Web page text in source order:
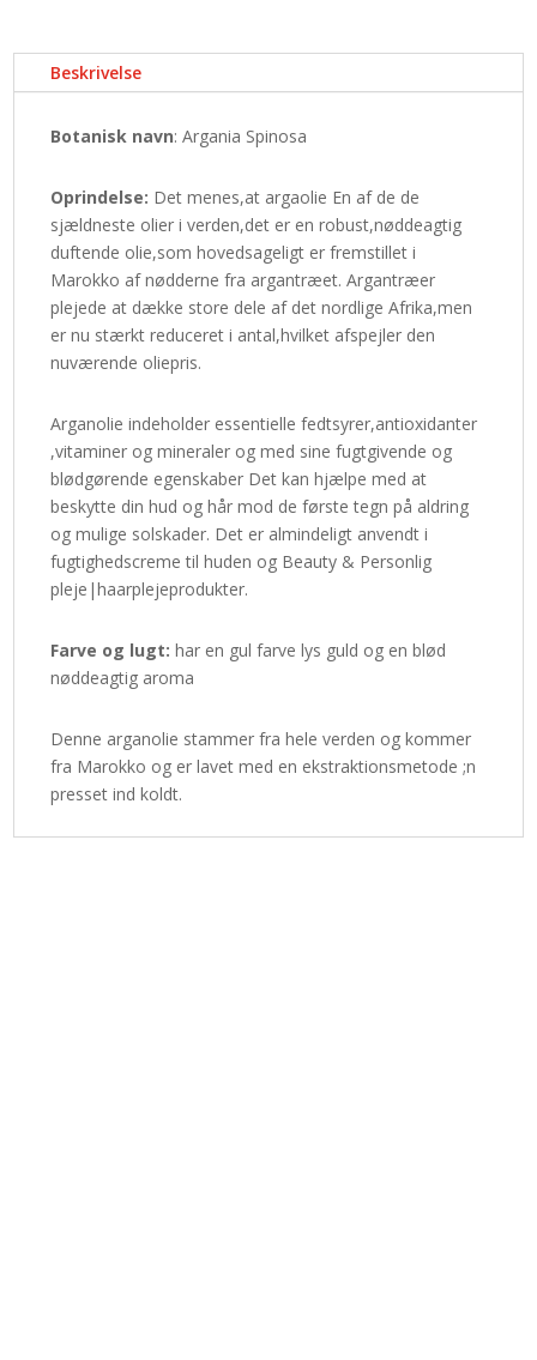
Beskrivelse
Botanisk navn: Argania Spinosa
Oprindelse: Det menes,at argaolie En af de de
sjældneste olier i verden,det er en robust,nøddeagtig
duftende olie,som hovedsageligt er fremstillet i
Marokko af nødderne fra argantræet. Argantræer
plejede at dække store dele af det nordlige Afrika,men
er nu stærkt reduceret i antal,hvilket afspejler den
nuværende oliepris.
Arganolie indeholder essentielle fedtsyrer,antioxidanter
,vitaminer og mineraler og med sine fugtgivende og
blødgørende egenskaber Det kan hjælpe med at
beskytte din hud og hår mod de første tegn på aldring
og mulige solskader. Det er almindeligt anvendt i
fugtighedscreme til huden og Beauty & Personlig
pleje|haarplejeprodukter.
Farve og lugt:har en gul farve lys guld og en blød
nøddeagtig aroma
Denne arganolie stammer fra hele verden og kommer
fra Marokko og er lavet med en ekstraktionsmetode ;n
presset ind koldt.